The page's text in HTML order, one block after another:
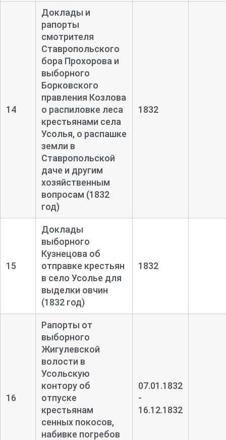
14
Доклады и
рапорты
смотрителя
Ставропольского
бора Прохорова и
выборного
Борковского
правления Козлова
о распиловке леса
крестьянами села
Усолья, о распашке
земли в
Ставропольской
даче и другим
хозяйственным
вопросам (1832
год)
1832
15
Доклады
выборного
Кузнецова об
отправке крестьян
в село Усолье для
выделки овчин
(1832 год)
1832
16
Рапорты от
выборного
Жигулевской
волости в
Усольскую
контору об
отпуске
крестьянам
сенных покосов,
набивке погребов
07.01.1832
-
16.12.1832